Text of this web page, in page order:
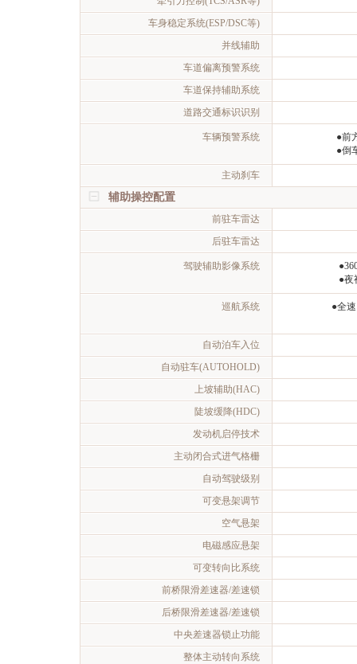
车身稳定系统(ESP/DSC等)
并线辅助
车道偏离预警系统
车道保持辅助系统
道路交通标识识别
车辆预警系统
●前
●倒
主动刹车
辅助操控配置
前驻车雷达
后驻车雷达
驾驶辅助影像系统
●夜
巡航系统 ●全
自动泊车入位
自动驻车(AUTOHOLD)
上坡辅助(HAC)
陡坡缓降(HDC)
发动机启停技术
主动闭合式进气格栅
自动驾驶级别
可变悬架调节
空气悬架
电磁感应悬架
可变转向比系统
前桥限滑差速器/差速锁
后桥限滑差速器/差速锁
中央差速器锁止功能
整体主动转向系统